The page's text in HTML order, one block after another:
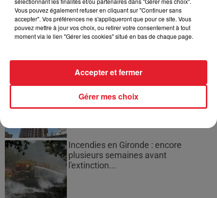
Cassie met fin à une ex-escorte
masculine dans sa bataille...
entre...
Incendies en Gironde : encore
plusieurs semaines avant
l'extinction...
Vous pouvez également refuser en cliquant sur "Continuer sans
accepter". Vos préférences ne s'appliqueront que pour ce site. Vous
pouvez mettre à jour vos choix, ou retirer votre consentement à tout
moment via le lien "Gérer les cookies" situé en bas de chaque page.
Gérer mes choix
Accepter et fermer